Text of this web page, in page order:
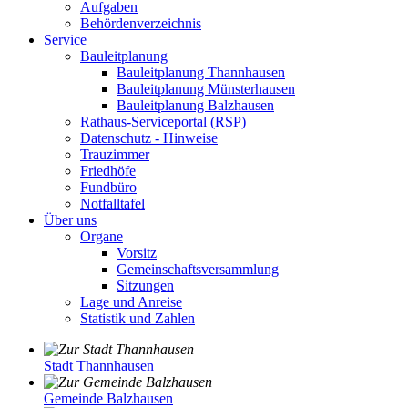
Aufgaben
Behördenverzeichnis
Service
Bauleitplanung
Bauleitplanung Thannhausen
Bauleitplanung Münsterhausen
Bauleitplanung Balzhausen
Rathaus-Serviceportal (RSP)
Datenschutz - Hinweise
Trauzimmer
Friedhöfe
Fundbüro
Notfalltafel
Über uns
Organe
Vorsitz
Gemeinschaftsversammlung
Sitzungen
Lage und Anreise
Statistik und Zahlen
Stadt Thannhausen
Gemeinde Balzhausen